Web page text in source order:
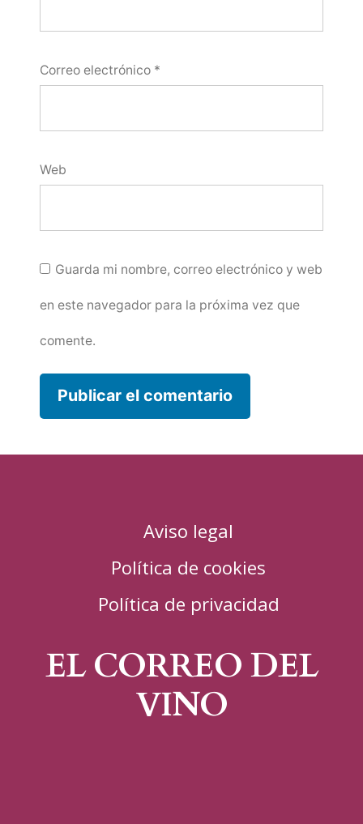
Correo electrónico *
Web
Guarda mi nombre, correo electrónico y web
en este navegador para la próxima vez que
comente.
Aviso legal
Política de cookies
Política de privacidad
EL CORREO DEL
VINO